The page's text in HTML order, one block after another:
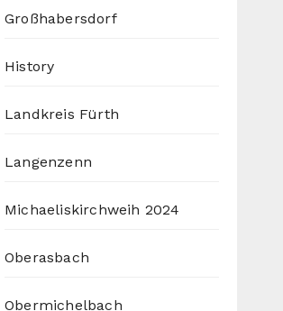
Großhabersdorf
History
Landkreis Fürth
Langenzenn
Michaeliskirchweih 2024
Oberasbach
Obermichelbach